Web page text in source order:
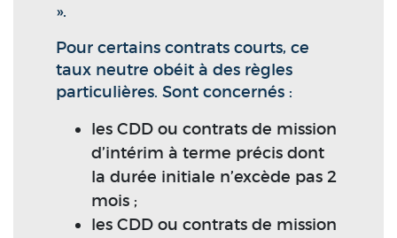
».
Pour certains contrats courts, ce
taux neutre obéit à des règles
particulières. Sont concernés :
les CDD ou contrats de mission
d’intérim à terme précis dont
la durée initiale n’excède pas 2
mois ;
les CDD ou contrats de mission